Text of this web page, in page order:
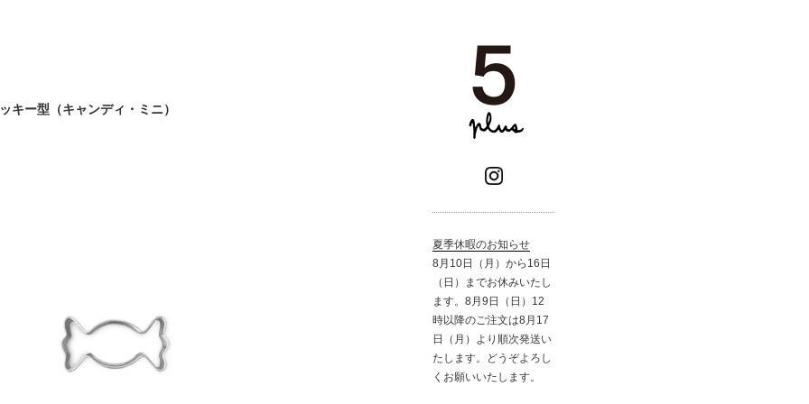
キー型（キャンディ・ミニ）
夏季休暇のお知らせ
8月10日（月）から16日
（日）までお休みいたし
ます。8月9日（日）12
時以降のご注文は8月17
日（月）より順次発送い
たします。どうぞよろし
くお願いいたします。